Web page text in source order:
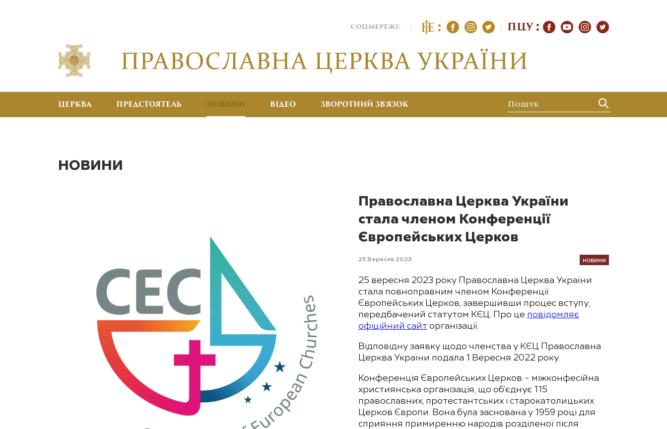
соцмережі: ПЦУ
ЦЕРКВА ПРЕДСТОЯТЕЛЬ НОВИНИ ВІДЕО ЗВОРОТНИЙ ЗВ’ЯЗОК
НОВИНИ
Православна Церква України
стала членом Конференції
Європейських Церков
25 Вересня 2023 НОВИНИ
25 вересня 2023 року Православна Церква України
стала повноправним членом Конференції
Європейських Церков, завершивши процес вступу,
передбачений статутом КЄЦ. Про це повідомляє
офіційний сайт організації.
Відповідну заявку щодо членства у КЄЦ Православна
Церква України подала 1 Вересня 2022 року.
Конференція Європейських Церков – міжконфесійна
християнська організація, що об’єднує 115
православних, протестантських і старокатолицьких
Церков Європи. Вона була заснована у 1959 році для
сприяння примиренню народів розділеної після